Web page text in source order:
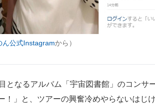
ん公式Instagramから）
となるアルバム「宇宙図書館」のコンサ
」と、ツアーの興奮冷めやらないはじ